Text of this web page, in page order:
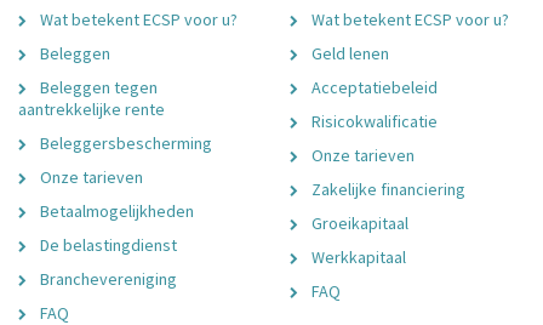
Wat betekent ECSP voor u?
Beleggen
Beleggen tegen
aantrekkelijke rente
Beleggersbescherming
Onze tarieven
Betaalmogelijkheden
De belastingdienst
Branchevereniging
FAQ
Wat betekent ECSP voor u?
Geld lenen
Acceptatiebeleid
Risicokwalificatie
Onze tarieven
Zakelijke financiering
Groeikapitaal
Werkkapitaal
FAQ